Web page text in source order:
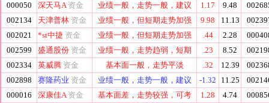
000050
深天马A 资金 业绩一般，走势一般，建议 1.17 9.48
002134
天津普林 资金 业绩一般，但短期走势加强 9.98 11.13
002021
*st中捷 资金 业绩一般，但短期走势加强 .44 2.28
002599
盛通股份 资金 业绩一般，走势趋弱，短期 .23 8.52
002334
英威腾 资金 基本面一般，走势平淡 .32 12.39
002898
赛隆药业 资金 业绩一般，走势一般，建议 -1.32 11.25
000016
深康佳A 资金 基本面差，走势较强，可考 1.28 4.74